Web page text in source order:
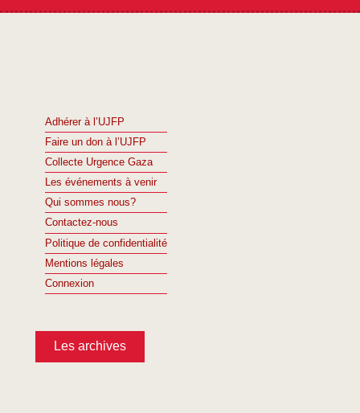
Adhérer à l’UJFP
Faire un don à l’UJFP
Collecte Urgence Gaza
Les événements à venir
Qui sommes nous?
Contactez-nous
Politique de confidentialité
Mentions légales
Connexion
Les archives